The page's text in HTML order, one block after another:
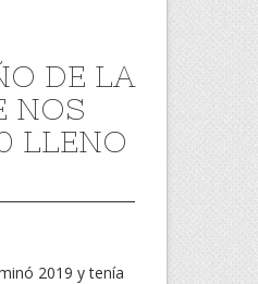
DE LA
NOS
LLENO
2019 y tenía